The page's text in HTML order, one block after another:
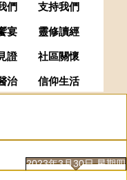
們 支持我們
宴 靈修讀經
證 社區關懷
治
信仰生活
2023年3月30日 星期四